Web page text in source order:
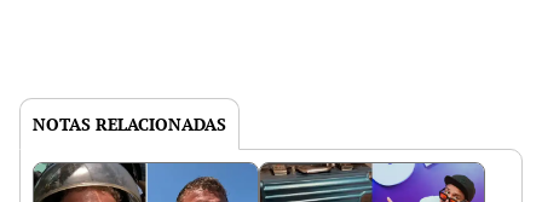
NOTAS RELACIONADAS